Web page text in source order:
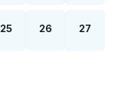
25 26 27